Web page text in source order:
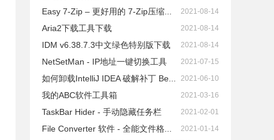
Easy 7-Zip – 更好用的 7-Zip压缩... 2021-08-14
Aria2下载工具下载 2021-08-14
IDM v6.38.7.3中文绿色特别版下载 2021-08-14
NetSetMan - IP地址一键切换工具 2021-07-15
如何卸载IntelliJ IDEA 破解补丁 Be... 2021-06-10
我的ABC软件工具箱 2021-03-16
TaskBar Hider - 手动隐藏任务栏 2021-02-01
File Converter 软件 - 全能文件格... 2021-01-14